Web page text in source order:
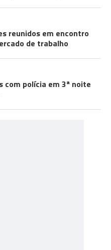
reunidos em encontro
de trabalho
com polícia em 3ª noite